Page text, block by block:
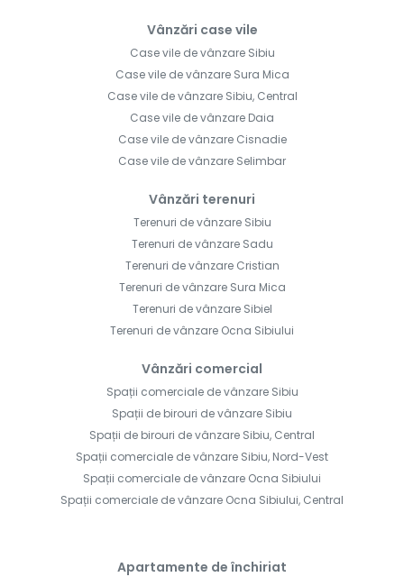
Vânzări case vile
Case vile de vânzare Sibiu
Case vile de vânzare Sura Mica
Case vile de vânzare Sibiu, Central
Case vile de vânzare Daia
Case vile de vânzare Cisnadie
Case vile de vânzare Selimbar
Vânzări terenuri
Terenuri de vânzare Sibiu
Terenuri de vânzare Sadu
Terenuri de vânzare Cristian
Terenuri de vânzare Sura Mica
Terenuri de vânzare Sibiel
Terenuri de vânzare Ocna Sibiului
Vânzări comercial
Spații comerciale de vânzare Sibiu
Spații de birouri de vânzare Sibiu
Spații de birouri de vânzare Sibiu, Central
Spații comerciale de vânzare Sibiu, Nord-Vest
Spații comerciale de vânzare Ocna Sibiului
Spații comerciale de vânzare Ocna Sibiului, Central
Apartamente de închiriat